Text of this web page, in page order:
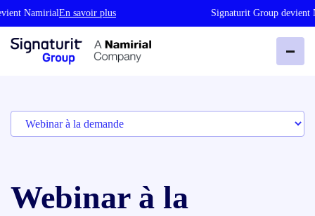
En savoir plus Signaturit Group devient
Webinar à la